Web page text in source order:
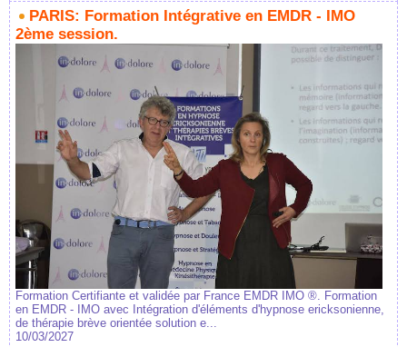
PARIS: Formation Intégrative en EMDR - IMO
2ème session.
Formation Certifiante et validée par France EMDR IMO ®. Formation
en EMDR - IMO avec Intégration d'éléments d'hypnose ericksonienne,
de thérapie brève orientée solution e...
10/03/2027